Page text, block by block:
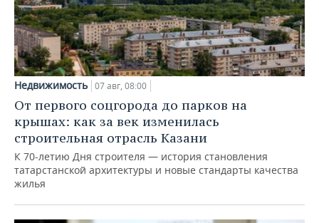
Недвижимость 07 авг, 08:00
От первого соцгорода до парков на
крышах: как за век изменилась
строительная отрасль Казани
К 70-летию Дня строителя — история становления
татарстанской архитектуры и новые стандарты качества
жилья